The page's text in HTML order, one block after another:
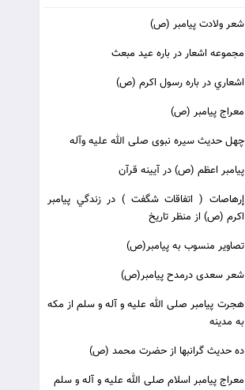
شعر ولادت پیامبر (ص)
مجموعه اشعار در باره عيد مبعث
اشعاري در باره رسول اكرم (ص)
معراج پیامبر (ص)
چهل حدیث سیره نبوی صلی الله علیه وآله
پیامبر اعظم (ص) در آیینه قرآن
إرهاصات ( اتفاقات شگفت ) در زندگي پيامبر
اکرم (ص) از منظر تاريخ
تصاویر منسوب به پیامبر(ص)
شعر سعدی درمدح پیامبر(ص)
هجرت پيامبر صلى الله عليه و آله و سلم از مكه
به مدينه‏
ده حدیث گرانبها از حضرت محمد (ص)
معراج پيامبر اسلام صلى الله عليه و آله و سلم‏